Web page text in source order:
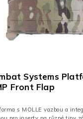
Systems
Front Flap
s MOLLE vazbou a